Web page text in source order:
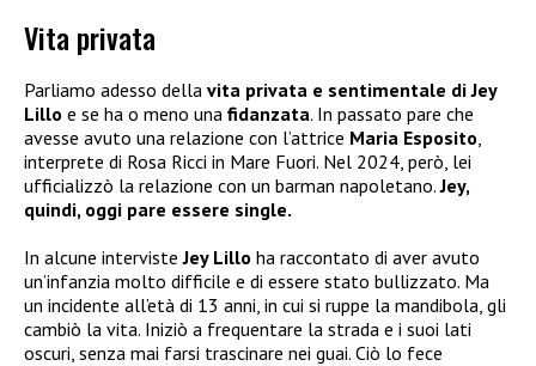
Vita privata
Parliamo adesso della vita privata e sentimentale di Jey
Lillo e se ha o meno una fidanzata. In passato pare che
avesse avuto una relazione con l’attrice Maria Esposito,
interprete di Rosa Ricci in Mare Fuori. Nel 2024, però, lei
ufficializzò la relazione con un barman napoletano.Jey,
quindi, oggi pare essere single.
In alcune interviste Jey Lillo ha raccontato di aver avuto
un’infanzia molto difficile e di essere stato bullizzato. Ma
un incidente all’età di 13 anni, in cui si ruppe la mandibola, gli
cambiò la vita. Iniziò a frequentare la strada e i suoi lati
oscuri, senza mai farsi trascinare nei guai. Ciò lo fece